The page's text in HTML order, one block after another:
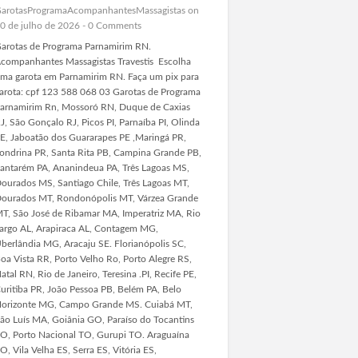
on
de julho de 2026 - 0 Comments
de Programa Parnamirim RN.
Massagistas Travestis Escolha
garota em Parnamirim RN. Faça um pix para
cpf 123 588 068 03 Garotas de Programa
Rn, Mossoró RN, Duque de Caxias
São Gonçalo RJ, Picos PI, Parnaíba PI, Olinda
Jaboatão dos Guararapes PE ,Maringá PR,
PR, Santa Rita PB, Campina Grande PB,
PA, Ananindeua PA, Três Lagoas MS,
MS, Santiago Chile, Três Lagoas MT,
MT, Rondonópolis MT, Várzea Grande
São José de Ribamar MA, Imperatriz MA, Rio
AL, Arapiraca AL, Contagem MG,
MG, Aracaju SE. Florianópolis SC,
Vista RR, Porto Velho Ro, Porto Alegre RS,
RN, Rio de Janeiro, Teresina .PI, Recife PE,
PR, João Pessoa PB, Belém PA, Belo
MG, Campo Grande MS. Cuiabá MT,
Luís MA, Goiânia GO, Paraíso do Tocantins
Porto Nacional TO, Gurupi TO. Araguaína
Vila Velha ES, Serra ES, Vitória ES,